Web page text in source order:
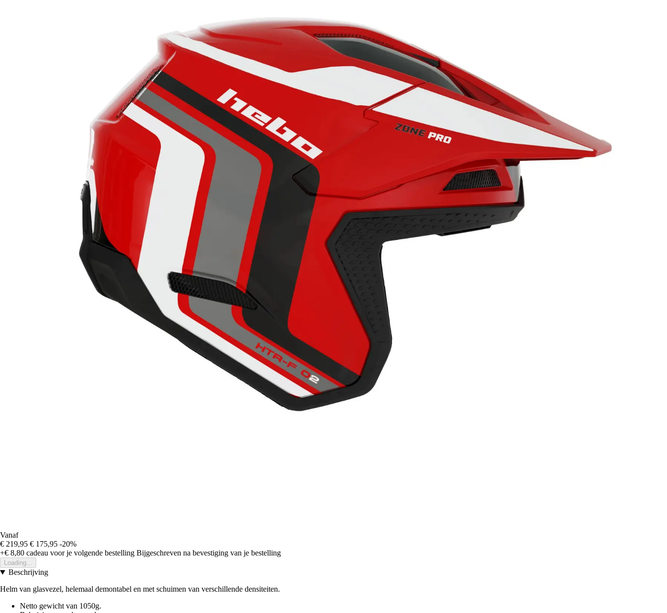
Vanaf
€ 219,95 € 175,95 -20%
+€ 8,80 cadeau voor je volgende bestelling Bijgeschreven na bevestiging van je bestelling
Loading...
Beschrijving
Helm van glasvezel, helemaal demontabel en met schuimen van verschillende densiteiten.
Netto gewicht van 1050g.